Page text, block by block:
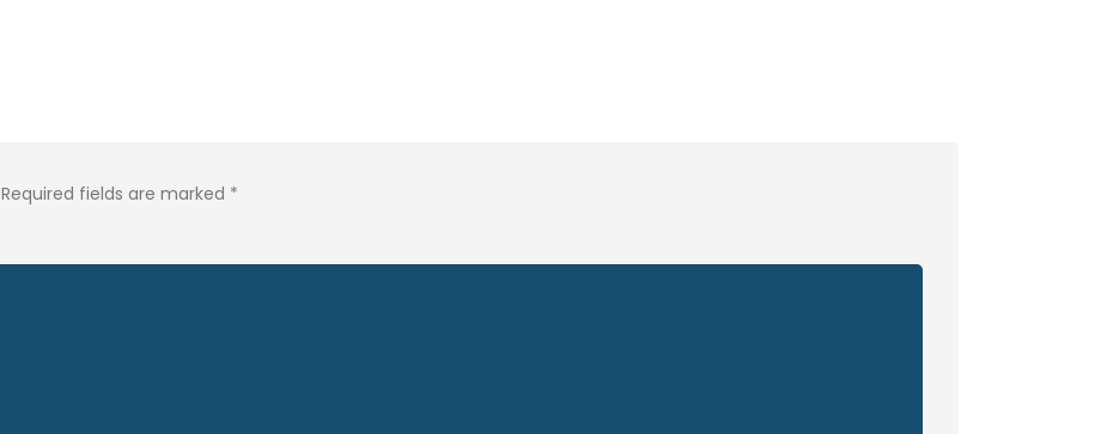
Required fields are marked *